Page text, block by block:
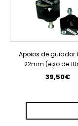
Apoios de guiador
22mm (eixo de
39,50€